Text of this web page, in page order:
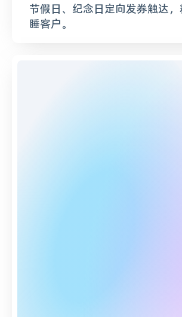
节假日、纪念日定向发券触达
睡客户。